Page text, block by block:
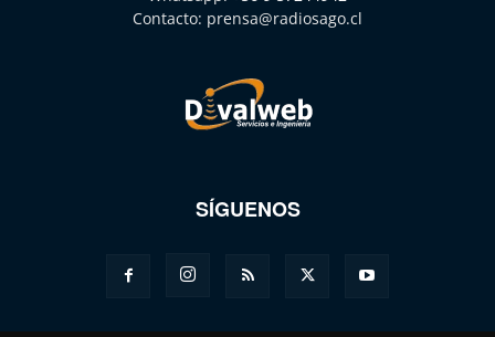
Contacto: prensa@radiosago.cl
SÍGUENOS